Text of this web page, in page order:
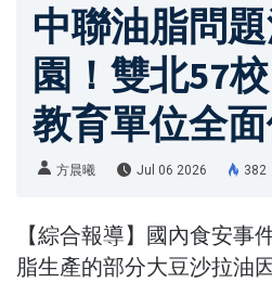
中聯油脂問
園！雙北57
教育單位全
方晨曦 Jul 06 2026 382
【綜合報導】國內食安事
脂生產的部分大豆沙拉油